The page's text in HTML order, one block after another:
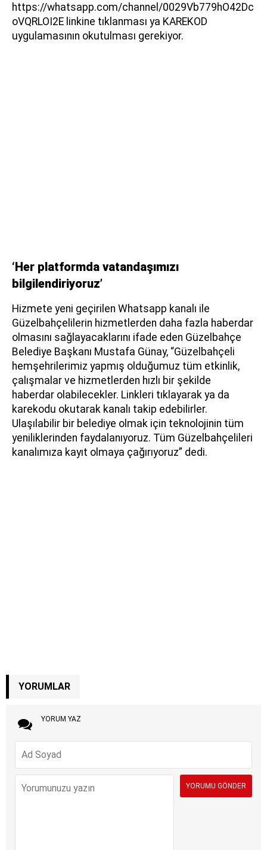
https://whatsapp.com/channel/0029Vb779hO42Dc
oVQRLOI2E linkine tıklanması ya KAREKOD
uygulamasının okutulması gerekiyor.
‘Her platformda vatandaşımızı
bilgilendiriyoruz’
Hizmete yeni geçirilen Whatsapp kanalı ile
Güzelbahçelilerin hizmetlerden daha fazla haberdar
olmasını sağlayacaklarını ifade eden Güzelbahçe
Belediye Başkanı Mustafa Günay, “Güzelbahçeli
hemşehrilerimiz yapmış olduğumuz tüm etkinlik,
çalışmalar ve hizmetlerden hızlı bir şekilde
haberdar olabilecekler. Linkleri tıklayarak ya da
karekodu okutarak kanalı takip edebilirler.
Ulaşılabilir bir belediye olmak için teknolojinin tüm
yeniliklerinden faydalanıyoruz. Tüm Güzelbahçelileri
kanalımıza kayıt olmaya çağırıyoruz” dedi.
YORUMLAR
YORUM YAZ